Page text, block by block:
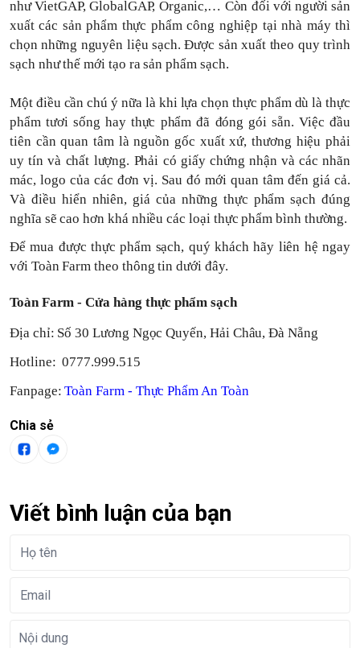
như VietGAP, GlobalGAP, Organic,… Còn đối với người sản
xuất các sản phẩm thực phẩm công nghiệp tại nhà máy thì
chọn những nguyên liệu sạch. Được sản xuất theo quy trình
sạch như thế mới tạo ra sản phẩm sạch.
Một điều cần chú ý nữa là khi lựa chọn thực phẩm dù là thực
phẩm tươi sống hay thực phẩm đã đóng gói sẵn. Việc đầu
tiên cần quan tâm là nguồn gốc xuất xứ, thương hiệu phải
uy tín và chất lượng. Phải có giấy chứng nhận và các nhãn
mác, logo của các đơn vị. Sau đó mới quan tâm đến giá cả.
Và điều hiển nhiên, giá của những thực phẩm sạch đúng
nghĩa sẽ cao hơn khá nhiều các loại thực phẩm bình thường.
Để mua được thực phẩm sạch, quý khách hãy liên hệ ngay
với Toàn Farm theo thông tin dưới đây.
Toàn Farm - Cửa hàng thực phẩm sạch
Địa chỉ: Số 30 Lương Ngọc Quyến, Hải Châu, Đà Nẵng
Hotline: 0777.999.515
Fanpage:Toàn Farm - Thực Phẩm An Toàn
Chia sẻ
Viết bình luận của bạn